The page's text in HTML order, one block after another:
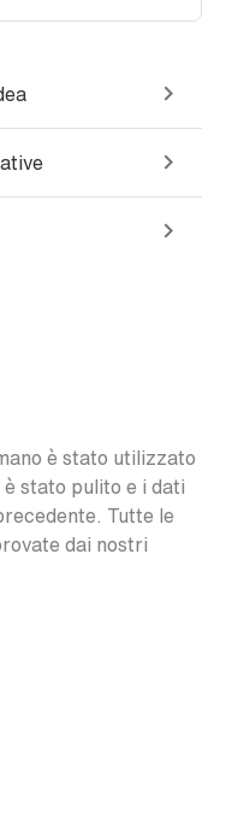
è stato utilizzato
stato pulito e i dati
Tutte le
dai nostri